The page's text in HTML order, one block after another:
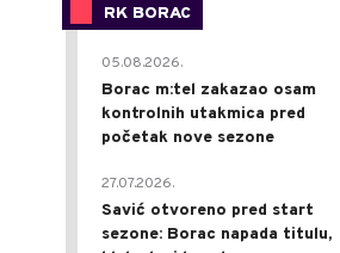
RK BORAC
05.08.2026.
Borac m:tel zakazao osam
kontrolnih utakmica pred
početak nove sezone
27.07.2026.
Savić otvoreno pred start
sezone: Borac napada titulu,